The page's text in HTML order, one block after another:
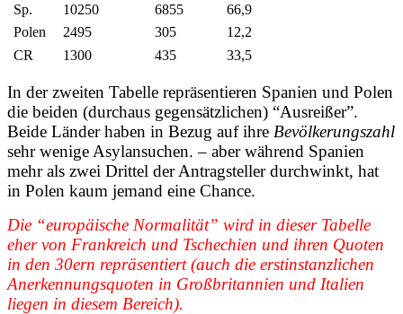
Sp.
10250 6855
66,9
Polen
2495 305
12,2
CR
1300 435 33,5
In der zweiten Tabelle repräsentieren Spanien und Polen
die beiden (durchaus gegensätzlichen) “Ausreißer”.
Beide Länder haben in Bezug auf ihre Bevölkerungszahl
sehr wenige Asylansuchen. – aber während Spanien
mehr als zwei Drittel der Antragsteller durchwinkt, hat
in Polen kaum jemand eine Chance.
Die “europäische Normalität” wird in dieser Tabelle
eher von Frankreich und Tschechien und ihren Quoten
in den 30ern repräsentiert (auch die erstinstanzlichen
Anerkennungsquoten in Großbritannien und Italien
liegen in diesem Bereich).